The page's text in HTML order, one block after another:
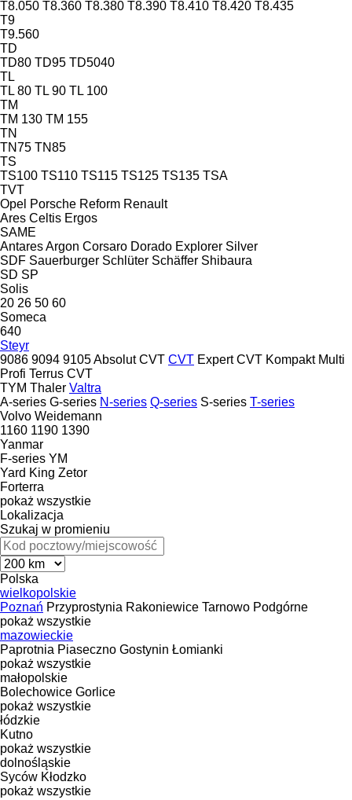
T8.050 T8.360 T8.380 T8.390 T8.410 T8.420 T8.435
T9
T9.560
TD
TD80 TD95 TD5040
TL
TL 80 TL 90 TL 100
TM
TM 130 TM 155
TN
TN75 TN85
TS
TS100 TS110 TS115 TS125 TS135 TSA
TVT
Opel Porsche Reform Renault
Ares Celtis Ergos
SAME
AntaresArgon Corsaro Dorado Explorer Silver
SDF Sauerburger Schlüter Schäffer Shibaura
SD SP
Solis
20 26 50 60
Someca
640
Steyr
9086 9094 9105Absolut CVT CVT Expert CVT Kompakt Multi
Profi Terrus CVT
TYM Thaler Valtra
A-series G-series N-series Q-series S-series T-series
Volvo Weidemann
1160 1190 1390
Yanmar
F-series YM
Yard King Zetor
Forterra
pokaż wszystkie
Lokalizacja
Szukaj w promieniu
Polska
wielkopolskie
Poznań Przyprostynia Rakoniewice Tarnowo Podgórne
pokaż wszystkie
mazowieckie
Paprotnia Piaseczno Gostynin Łomianki
pokaż wszystkie
małopolskie
Bolechowice Gorlice
pokaż wszystkie
łódzkie
Kutno
pokaż wszystkie
dolnośląskie
Syców Kłodzko
pokaż wszystkie